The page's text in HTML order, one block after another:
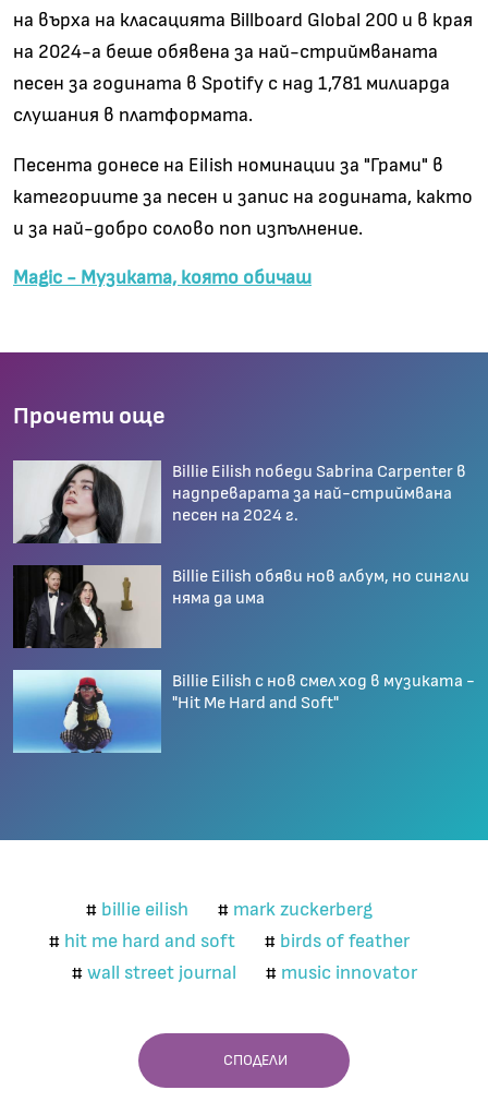
на върха на класацията Billboard Global 200 и в края
на 2024-а беше обявена за най-стриймваната
песен за годината в Spotify с над 1,781 милиарда
слушания в платформата.
Песента донесе на Eilish номинации за "Грами" в
категориите за песен и запис на годината, както
и за най-добро солово поп изпълнение.
Magic - Музиката, която обичаш
Прочети още
Billie Eilish победи Sabrina Carpenter в
надпреварата за най-стриймвана
песен на 2024 г.
Billie Eilish обяви нов албум, но сингли
няма да има
Billie Eilish с нов смел ход в музиката -
"Hit Me Hard and Soft"
# billie eilish # mark zuckerberg
# hit me hard and soft # birds of feather
# wall street journal # music innovator
СПОДЕЛИ